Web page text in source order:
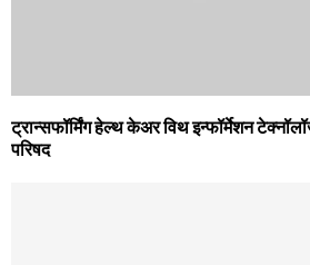
ट्रान्सफॉर्मिंग हेल्थ केअर विथ इन्फॉर्मेशन
परिषद